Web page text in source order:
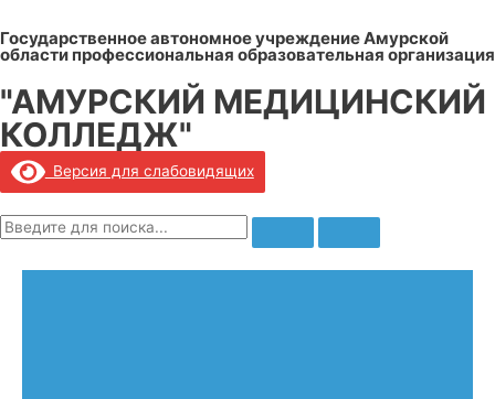
Государственное автономное учреждение Амурской
области профессиональная образовательная организация
"АМУРСКИЙ МЕДИЦИНСКИЙ
КОЛЛЕДЖ"
Версия для слабовидящих